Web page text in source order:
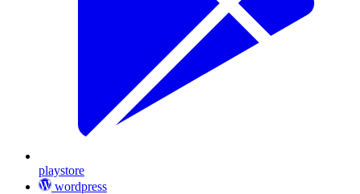
playstore
wordpress